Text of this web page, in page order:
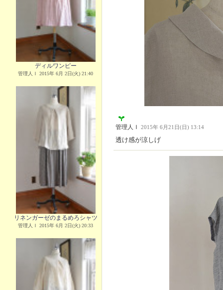
ディルワンピー
管理人Ｉ 2015年 6月 2日(火) 21:40
リネンガーゼのまるめろシャツ
管理人Ｉ 2015年 6月 2日(火) 20:33
管理人Ｉ 2015年 6月21日(日) 13:14
透け感が涼しげ